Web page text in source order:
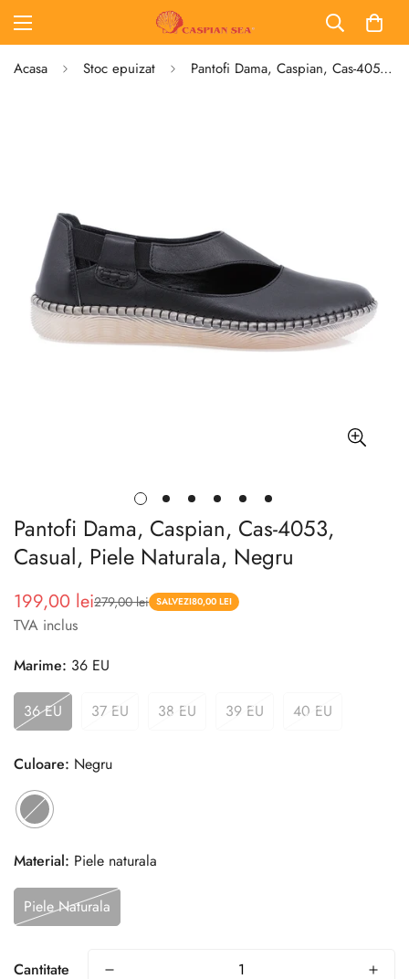
Acasa Stoc epuizat Pantofi Dama, Caspian, Cas-4053, Casual, Piele Naturala, Negru
Pantofi Dama, Caspian, Cas-4053,
Casual, Piele Naturala, Negru
Pret
redus
199,00 lei
Pret 279,00 lei SALVEZI80,00 LEI
TVA inclus
Marime: 36 EU
36 EU 37 EU 38 EU 39 EU 40 EU
Culoare: Negru
Material: Piele naturala
Piele Naturala
Cantitate